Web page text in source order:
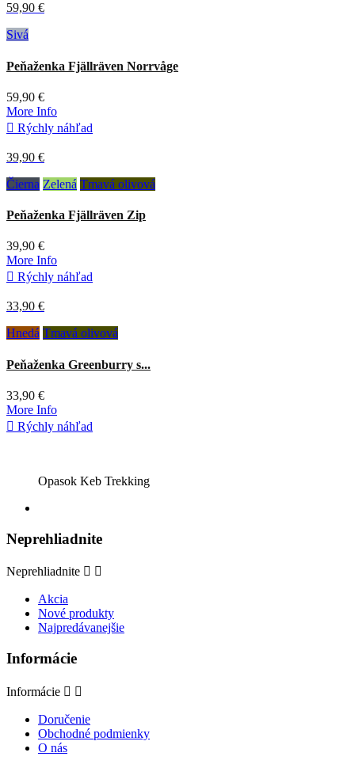
59,90 €
Sivá
Peňaženka Fjällräven Norrvåge
59,90 €
More Info
 Rýchly náhľad
39,90 €
Čierna Zelená Tmavá olivová
Peňaženka Fjällräven Zip
39,90 €
More Info
 Rýchly náhľad
33,90 €
Hnedá Tmavá olivová
Peňaženka Greenburry s...
33,90 €
More Info
 Rýchly náhľad
Opasok Keb Trekking
Neprehliadnite
Neprehliadnite  
Akcia
Nové produkty
Najpredávanejšie
Informácie
Informácie  
Doručenie
Obchodné podmienky
O nás